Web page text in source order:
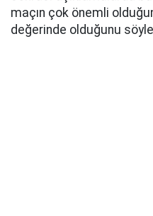
maçın çok önemli
değerinde olduğunu